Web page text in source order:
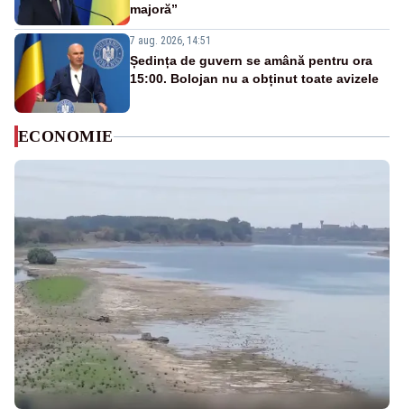
majoră”
7 aug. 2026, 14:51
Ședința de guvern se amână pentru ora
15:00. Bolojan nu a obținut toate avizele
ECONOMIE